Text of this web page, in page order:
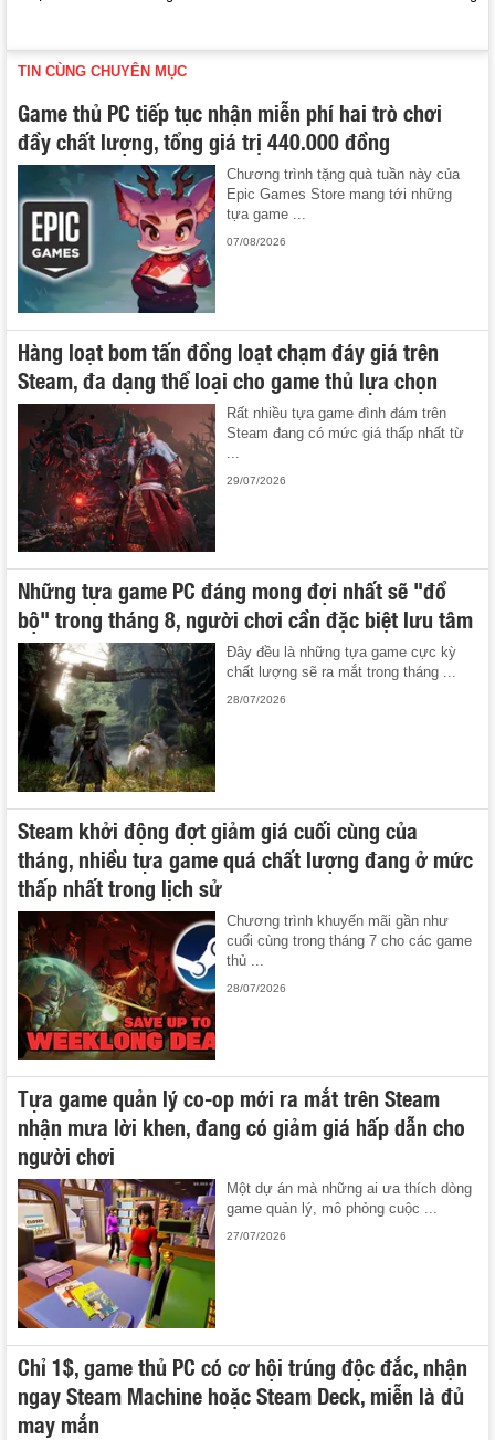
TIN CÙNG CHUYÊN MỤC
Game thủ PC tiếp tục nhận miễn phí hai trò chơi
đầy chất lượng, tổng giá trị 440.000 đồng
Chương trình tặng quà tuần này của
Epic Games Store mang tới những
tựa game ...
07/08/2026
Hàng loạt bom tấn đồng loạt chạm đáy giá trên
Steam, đa dạng thể loại cho game thủ lựa chọn
Rất nhiều tựa game đình đám trên
Steam đang có mức giá thấp nhất từ
...
29/07/2026
Những tựa game PC đáng mong đợi nhất sẽ "đổ
bộ" trong tháng 8, người chơi cần đặc biệt lưu tâm
Đây đều là những tựa game cực kỳ
chất lượng sẽ ra mắt trong tháng ...
28/07/2026
Steam khởi động đợt giảm giá cuối cùng của
tháng, nhiều tựa game quá chất lượng đang ở mức
thấp nhất trong lịch sử
Chương trình khuyến mãi gần như
cuối cùng trong tháng 7 cho các game
thủ ...
28/07/2026
Tựa game quản lý co-op mới ra mắt trên Steam
nhận mưa lời khen, đang có giảm giá hấp dẫn cho
người chơi
Một dự án mà những ai ưa thích dòng
game quản lý, mô phỏng cuộc ...
27/07/2026
Chỉ 1$, game thủ PC có cơ hội trúng độc đắc, nhận
ngay Steam Machine hoặc Steam Deck, miễn là đủ
may mắn